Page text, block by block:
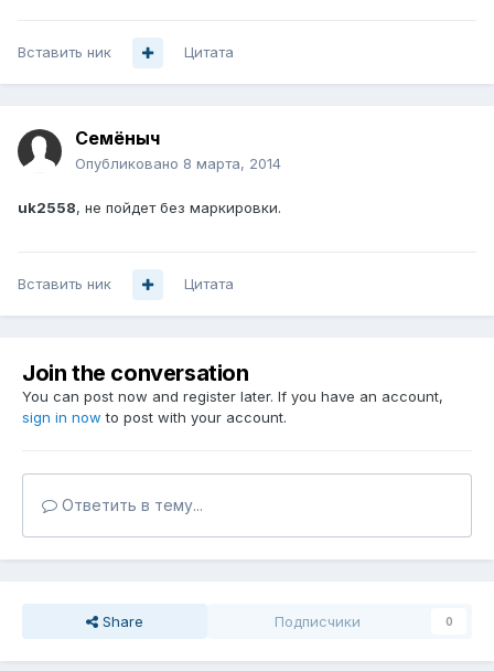
Вставить ник Цитата
Семёныч
Опубликовано 8 марта, 2014
uk2558, не пойдет без маркировки.
Вставить ник Цитата
Join the conversation
You can post now and register later. If you have an account,
sign in now to post with your account.
Ответить в тему...
Share Подписчики 0